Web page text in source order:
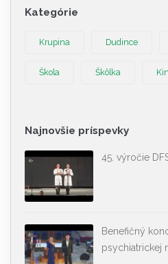
Kategórie
Krupina Dudince
Škola Škôlka
Najnovšie príspevky
45. výročie
Benefičný
psychiatrickej